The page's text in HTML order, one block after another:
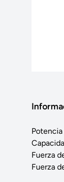
Fuerza
Fuerza